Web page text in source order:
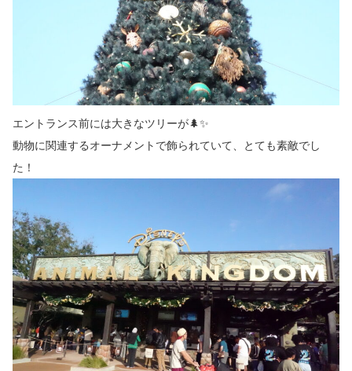
エントランス前には大きなツリーが🌲✨
動物に関連するオーナメントで飾られていて、とても素敵でし
た！